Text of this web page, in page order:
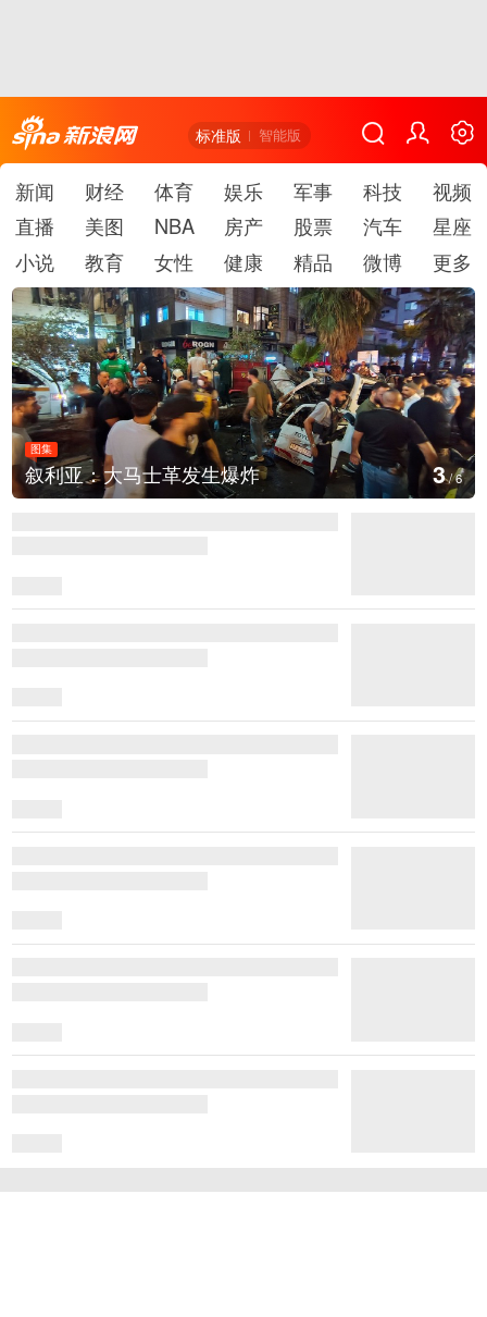
标准版 智能版
新闻 财经 体育 娱乐 军事 科技
视频
直播
美图 NBA 房产 股票 汽车
星座
小说
教育 女性 健康 精品 微博 更多
炸
图集
云南弥勒：欢庆火把节
4/6